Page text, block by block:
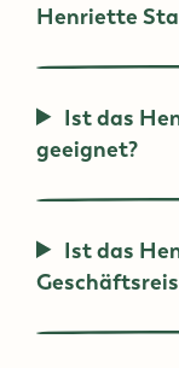
Henriette
Ist das
geeignet?
Ist das